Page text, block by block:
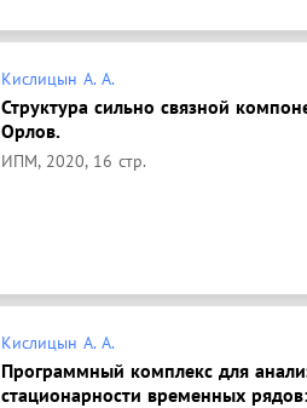
Кислицын А. А.
Структура сильно связной
Орлов.
ИПМ, 2020, 16 стр.
Кислицын А. А.
Программный комплекс для
стационарности временных